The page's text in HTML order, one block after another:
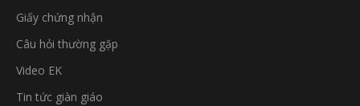
Giấy chứng nhận
Câu hỏi thường gặp
Video EK
Tin tức giàn giáo